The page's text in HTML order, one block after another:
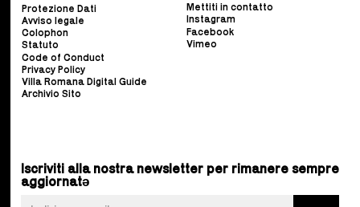
Protezione Dati
Avviso legale
Colophon
Statuto
Code of Conduct
Privacy Policy
Villa Romana Digital Guide
Archivio Sito
Mettiti in contatto
Instagram
Facebook
Vimeo
Iscriviti alla nostra newsletter per rimanere sempre
aggiornatə